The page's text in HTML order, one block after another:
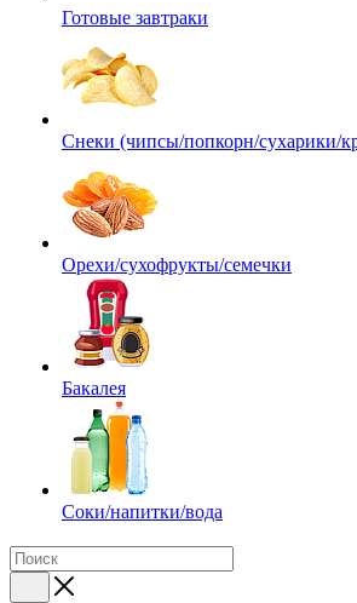
Готовые завтраки
Снеки (чипсы/попкорн/сухарики/
Орехи/сухофрукты/семечки
Бакалея
Соки/напитки/вода